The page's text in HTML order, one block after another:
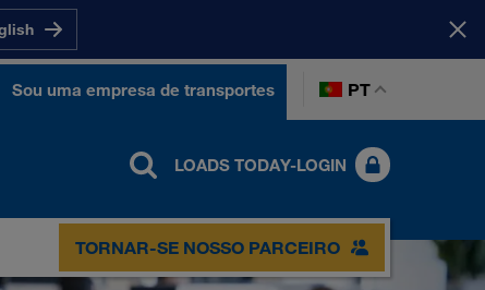
Sou uma empresa de transportes PT
LOADS TODAY-LOGIN
TORNAR-SE NOSSO PARCEIRO